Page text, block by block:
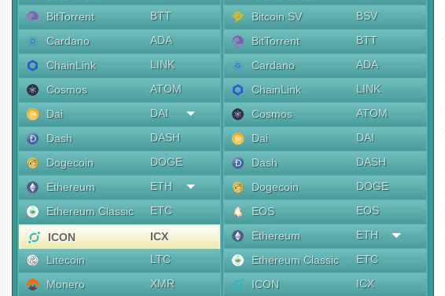
BitTorrent
BTT
Cardano
ADA
ChainLink
LINK
Cosmos
ATOM
Dai
DAI
Dash
DASH
Dogecoin
DOGE
Ethereum
ETH
Ethereum Classic
ETC
ICON
ICX
Litecoin
LTC
Monero
XMR
Bitcoin SV
BSV
BitTorrent
BTT
Cardano
ADA
ChainLink
LINK
Cosmos
ATOM
Dai
DAI
Dash
DASH
Dogecoin
DOGE
EOS
EOS
Ethereum
ETH
Ethereum Classic
ETC
ICON
ICX